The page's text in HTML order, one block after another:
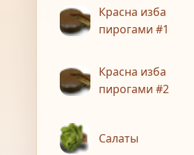
Красна изба
пирогами #1
Красна изба
пирогами #2
Салаты